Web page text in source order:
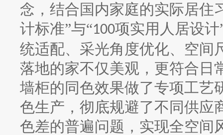
念，结合国内家庭的实际居住
计标准”与“100项实用人居设
统适配、采光角度优化、空间
落地的家不仅美观，更符合日
墙柜的同色效果做了专项工艺
色生产，彻底规避了不同供应
色差的普遍问题，实现全空间